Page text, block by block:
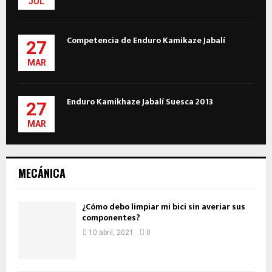
27
MAR
Competencia de Enduro Kamikaze Jabalí
27
MAR
Enduro Kamikhaze Jabalí Suesca 2013
MECÁNICA
¿Cómo debo limpiar mi bici sin averiar sus
componentes?
10 abril, 2021 0